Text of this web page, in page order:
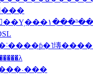
��2004 02/05(��) ���󥳥��Υ֥���١���³��